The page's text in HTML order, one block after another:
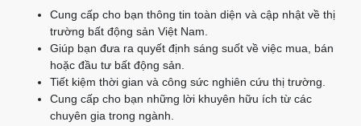
Cung cấp cho bạn thông tin toàn diện và cập nhật về thị
trường bất động sản Việt Nam.
Giúp bạn đưa ra quyết định sáng suốt về việc mua, bán
hoặc đầu tư bất động sản.
Tiết kiệm thời gian và công sức nghiên cứu thị trường.
Cung cấp cho bạn những lời khuyên hữu ích từ các
chuyên gia trong ngành.